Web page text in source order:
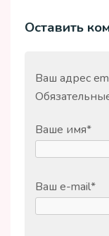
Оставить
Ваш адрес
Ваше имя*
Ваш e-mail*